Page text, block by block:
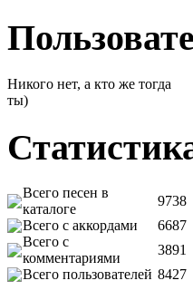
Никого нет, а кто же тогда
ты)
Всего песен в
каталоге
9738
Всего с аккордами
6687
Всего с
комментариями
3891
Всего пользователей 8427